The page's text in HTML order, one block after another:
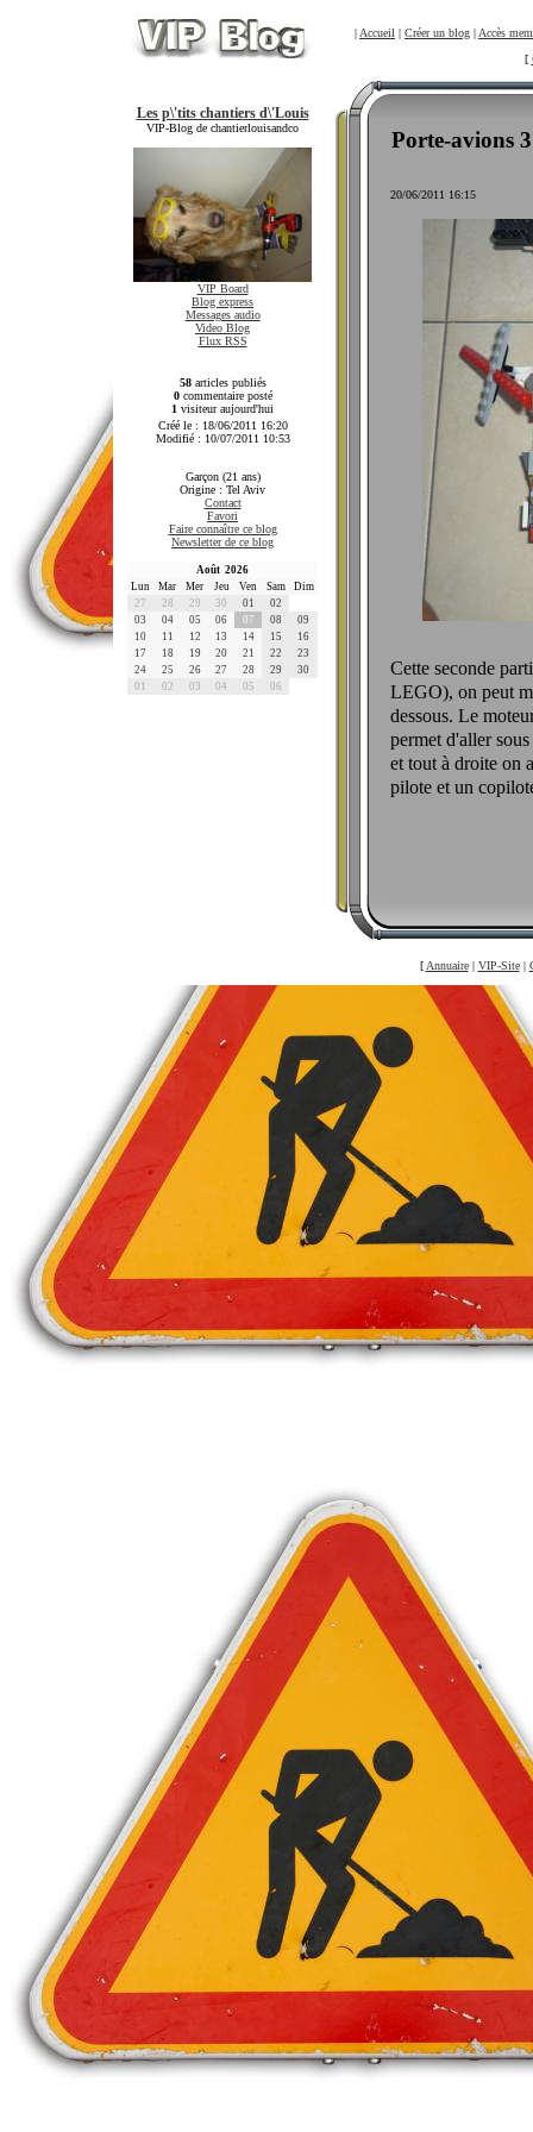
Les p\'tits chantiers d\'Louis
VIP-Blog de chantierlouisandco
VIP Board
Blog express
Messages audio
Video Blog
Flux RSS
58articles publiés
0commentaire posté
1 visiteur aujourd'hui
Créé le : 18/06/2011 16:20
Modifié : 10/07/2011 10:53
Garçon (21 ans)
Origine : Tel Aviv
Contact
Favori
Faire connaître ce blog
Newsletter de ce blog
Août 2026
Lun
Mar Mer Jeu Ven Sam
Dim
27
28 29 30 01
02
03
04 05 06 07 08
09
10
11 12 13 14 15
16
17
18 19 20 21 22
23
24
25 26 27 28 29
30
01
02 03 04 05 06
| Accueil | Créer un blog | Accès
[
Porte-avions 3
20/06/2011 16:15
Cette seconde
LEGO), on peut
dessous. Le
permet d'aller
et tout à droite on
pilote et un
[ Annuaire| VIP-Site|